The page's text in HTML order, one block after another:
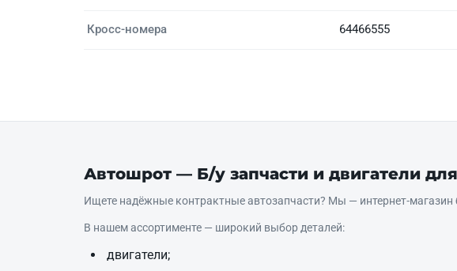
Кросс-номера 64466555
Автошрот — Б/у запчасти и двигатели
Ищете надёжные контрактные автозапчасти? Мы — интернет‑магазин
В нашем ассортименте — широкий выбор деталей:
двигатели;